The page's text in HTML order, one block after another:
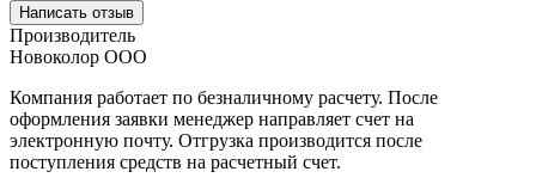
Написать отзыв
Производитель
Новоколор ООО
Компания работает по безналичному расчету. После
оформления заявки менеджер направляет счет на
электронную почту. Отгрузка производится после
поступления средств на расчетный счет.